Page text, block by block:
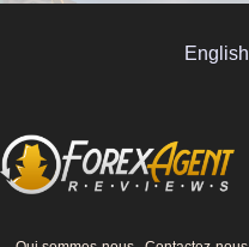
English